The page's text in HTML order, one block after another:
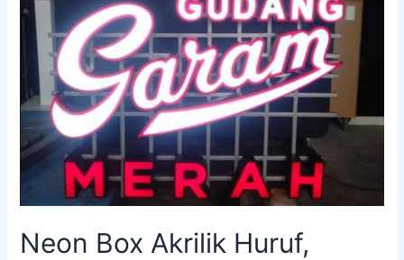
Neon Box Akrilik Huruf,
Box
Akrilik
Huruf,
Ekspresikan
Identitas
Desain
Menarik